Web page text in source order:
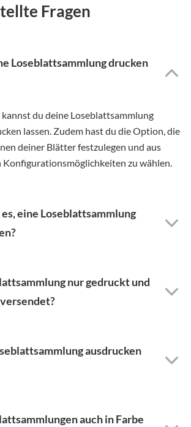
Fragen
Loseblattsammlung drucken
du deine Loseblattsammlung
lassen. Zudem hast du die Option, die
deiner Blätter festzulegen und aus
zu wählen.
eine Loseblattsammlung
nur gedruckt und
ausdrucken
auch in Farbe